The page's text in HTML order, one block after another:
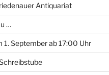
Antiquariat
…
1. September ab 17:00 Uhr